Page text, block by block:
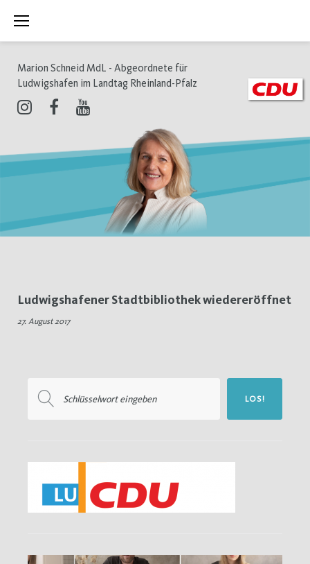
Inhalt
Marion Schneid MdL - Abgeordnete für
Ludwigshafen im Landtag Rheinland-Pfalz
Tag:
27.
2017
Ludwigshafener Stadtbibliothek wiedereröffnet
27. August 2017
nach:
LOS!